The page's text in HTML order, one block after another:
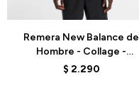
Remera New Balance de
Hombre - Collage -
MT6161TQBK - BLACK
$ 2.290